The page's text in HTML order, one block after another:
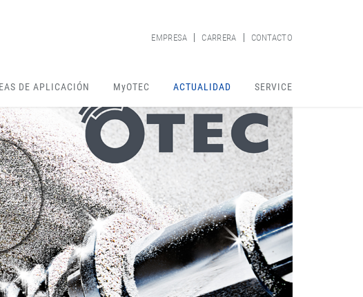
EMPRESA CARRERA CONTACTO
DE APLICACIÓN MyOTEC ACTUALIDAD SERVICE